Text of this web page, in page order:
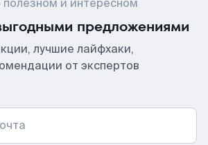
и интересном
предложениями
лучшие лайфхаки,
от экспертов